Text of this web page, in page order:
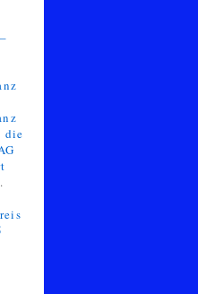
die